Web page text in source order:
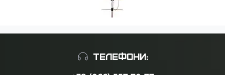
ТЕЛЕФОНИ: